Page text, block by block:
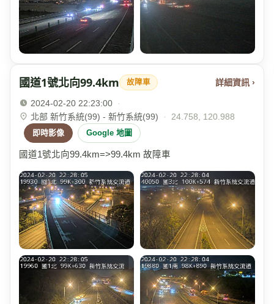
國道1號北向99.4km 故障車 詳細資訊 ›
2024-02-20 22:23:00
·
北部 新竹系統(99) - 新竹系統(99)
· 24.758, 120.988
即時影像 Google 地圖
國道1號北向99.4km=>99.4km 故障車